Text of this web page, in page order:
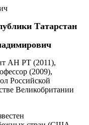
Татарстан
АН РТ (2011),
(2009),
Российской
Великобритании